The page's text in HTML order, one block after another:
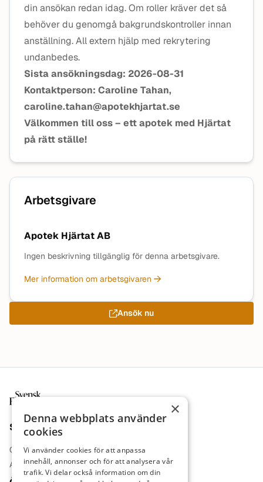
din ansökan redan idag. Om roller kräver det så
behöver du genomgå bakgrundskontroller innan
anställning. All extern hjälp med rekrytering
undanbedes.
Sista ansökningsdag: 2026-08-31
Kontaktperson: Caroline Tahan,
caroline.tahan@apotekhjartat.se
Välkommen till oss – ett apotek med Hjärtat
på rätt ställe!
Arbetsgivare
Apotek Hjärtat AB
Ingen beskrivning tillgänglig för denna arbetsgivare.
Mer information om arbetsgivaren
Ansök nu
Sajt
Om oss
Annonsera
×
Denna webbplats använder
cookies
Vi använder cookies för att anpassa
innehåll, annonser och för att analysera vår
trafik. Vi delar också information om din